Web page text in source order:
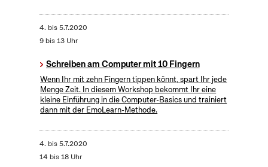
4. bis5.7.2020
9 bis 13 Uhr
Schreiben am Computer mit 10 Fingern
Wenn Ihr mit zehn Fingern tippen könnt, spart Ihr jede
Menge Zeit. In diesem Workshop bekommt Ihr eine
kleine Einführung in die Computer-Basics und trainiert
dann mit der EmoLearn-Methode.
4. bis5.7.2020
14 bis 18 Uhr